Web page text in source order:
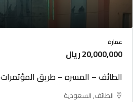
عمارة
20,000,000 ريال
الطائف – المسره – طريق المؤتمرات
الطائف, السعودية